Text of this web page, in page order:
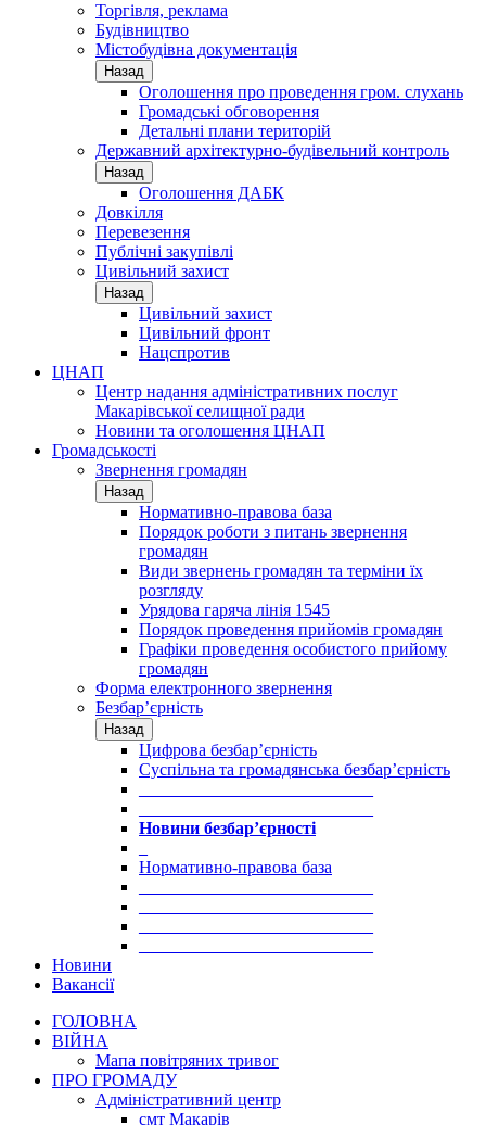
Торгівля, реклама
Будівництво
Містобудівна документація
Назад
Оголошення про проведення гром. слухань
Громадські обговорення
Детальні плани територій
Державний архітектурно-будівельний контроль
Назад
Оголошення ДАБК
Довкілля
Перевезення
Публічні закупівлі
Цивільний захист
Назад
Цивільний захист
Цивільний фронт
Нацспротив
ЦНАП
Центр надання адміністративних послуг
Макарівської селищної ради
Новини та оголошення ЦНАП
Громадськості
Звернення громадян
Назад
Нормативно-правова база
Порядок роботи з питань звернення
громадян
Види звернень громадян та терміни їх
розгляду
Урядова гаряча лінія 1545
Порядок проведення прийомів громадян
Графіки проведення особистого прийому
громадян
Форма електронного звернення
Безбар’єрність
Назад
Цифрова безбар’єрність
Суспільна та громадянська безбар’єрність
Новини безбар’єрності
Нормативно-правова база
Новини
Вакансії
ГОЛОВНА
ВІЙНА
Мапа повітряних тривог
ПРО ГРОМАДУ
Aдміністративний центр
смт Макарів